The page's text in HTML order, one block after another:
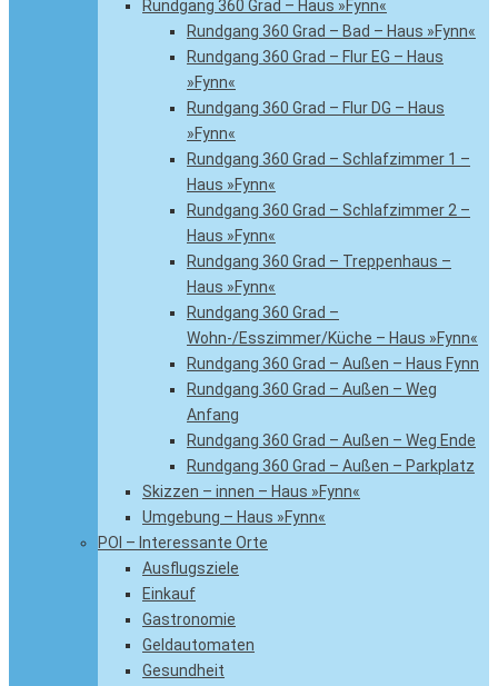
Rundgang 360 Grad – Haus »Fynn«
Rundgang 360 Grad – Bad – Haus »Fynn«
Rundgang 360 Grad – Flur EG – Haus
»Fynn«
Rundgang 360 Grad – Flur DG – Haus
»Fynn«
Rundgang 360 Grad – Schlafzimmer 1 –
Haus »Fynn«
Rundgang 360 Grad – Schlafzimmer 2 –
Haus »Fynn«
Rundgang 360 Grad – Treppenhaus –
Haus »Fynn«
Rundgang 360 Grad –
Wohn-/Esszimmer/Küche – Haus »Fynn«
Rundgang 360 Grad – Außen – Haus Fynn
Rundgang 360 Grad – Außen – Weg
Anfang
Rundgang 360 Grad – Außen – Weg Ende
Rundgang 360 Grad – Außen – Parkplatz
Skizzen – innen – Haus »Fynn«
Umgebung – Haus »Fynn«
POI – Interessante Orte
Ausflugsziele
Einkauf
Gastronomie
Geldautomaten
Gesundheit